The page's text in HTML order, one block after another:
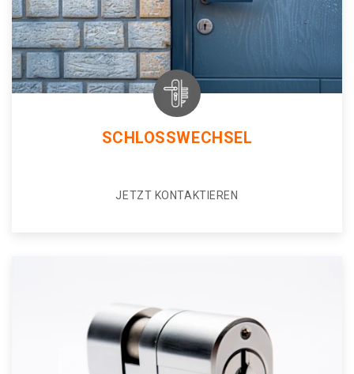
SCHLOSSWECHSEL
JETZT KONTAKTIEREN